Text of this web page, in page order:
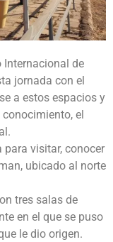
Internacional de
jornada con el
a estos espacios y
el
visitar, conocer
ubicado al norte
tres salas de
en el que se puso
le dio origen.